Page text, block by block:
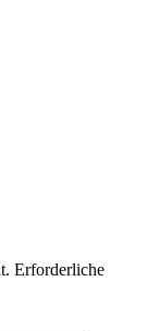
Erforderliche